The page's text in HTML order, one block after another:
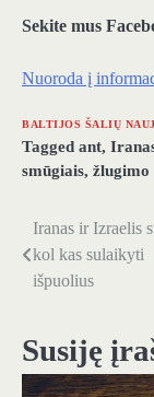
Sekite mus
Nuoroda į
BALTIJOS ŠALIŲ
Tagged ant,
smūgiais, žlugimo
Navigacija
tarp
Iranas ir Izraelis
kol kas sulaikyti
išpuolius
Susiję